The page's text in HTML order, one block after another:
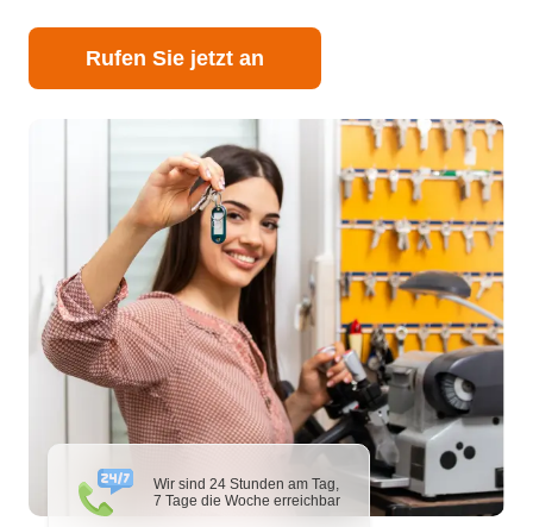
Wir sind 24 Stunden am Tag,
7 Tage die Woche erreichbar
Rufen Sie jetzt an